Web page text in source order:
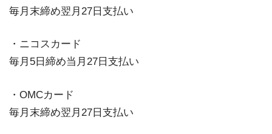
毎月末締め翌月27日支払い
・ニコスカード
毎月5日締め当月27日支払い
・OMCカード
毎月末締め翌月27日支払い